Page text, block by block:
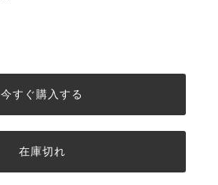
今すぐ購入する
在庫切れ